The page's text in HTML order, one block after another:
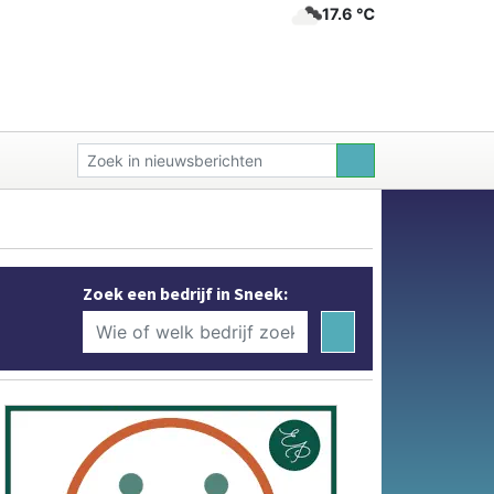
17.6 ℃
Zoek een bedrijf in Sneek: